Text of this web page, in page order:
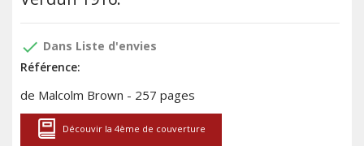
done Dans Liste d'envies
Référence:
de Malcolm Brown - 257 pages
Découvir la 4ème de couverture